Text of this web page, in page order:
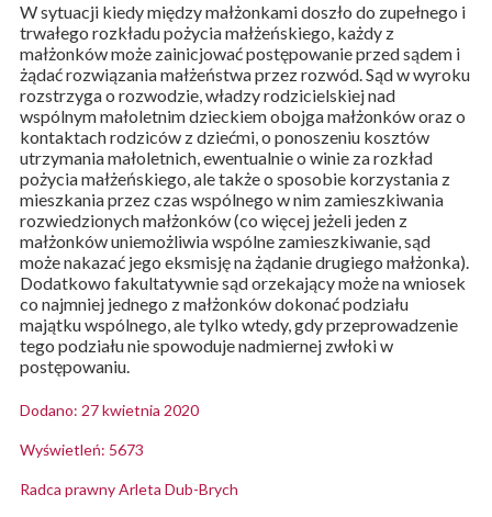
W sytuacji kiedy między małżonkami doszło do zupełnego i
trwałego rozkładu pożycia małżeńskiego, każdy z
małżonków może zainicjować postępowanie przed sądem i
żądać rozwiązania małżeństwa przez rozwód. Sąd w wyroku
rozstrzyga o rozwodzie, władzy rodzicielskiej nad
wspólnym małoletnim dzieckiem obojga małżonków oraz o
kontaktach rodziców z dziećmi, o ponoszeniu kosztów
utrzymania małoletnich, ewentualnie o winie za rozkład
pożycia małżeńskiego, ale także o sposobie korzystania z
mieszkania przez czas wspólnego w nim zamieszkiwania
rozwiedzionych małżonków (co więcej jeżeli jeden z
małżonków uniemożliwia wspólne zamieszkiwanie, sąd
może nakazać jego eksmisję na żądanie drugiego małżonka).
Dodatkowo fakultatywnie sąd orzekający może na wniosek
co najmniej jednego z małżonków dokonać podziału
majątku wspólnego, ale tylko wtedy, gdy przeprowadzenie
tego podziału nie spowoduje nadmiernej zwłoki w
postępowaniu.
Dodano: 27 kwietnia 2020
Wyświetleń: 5673
Radca prawny Arleta Dub-Brych